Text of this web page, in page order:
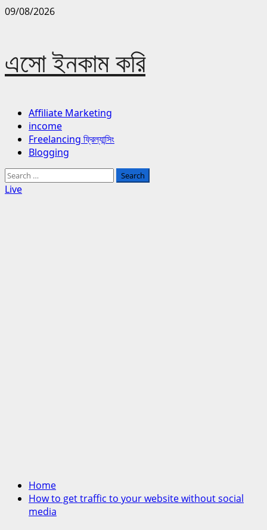
Skip
09/08/2026
এসো ইনকাম করি
Primary
Menu
Affiliate Marketing
income
Freelancing ফ্রিল্যান্সিং
Blogging
Search
for:
Live
Home
How to get traffic to your website without social
media